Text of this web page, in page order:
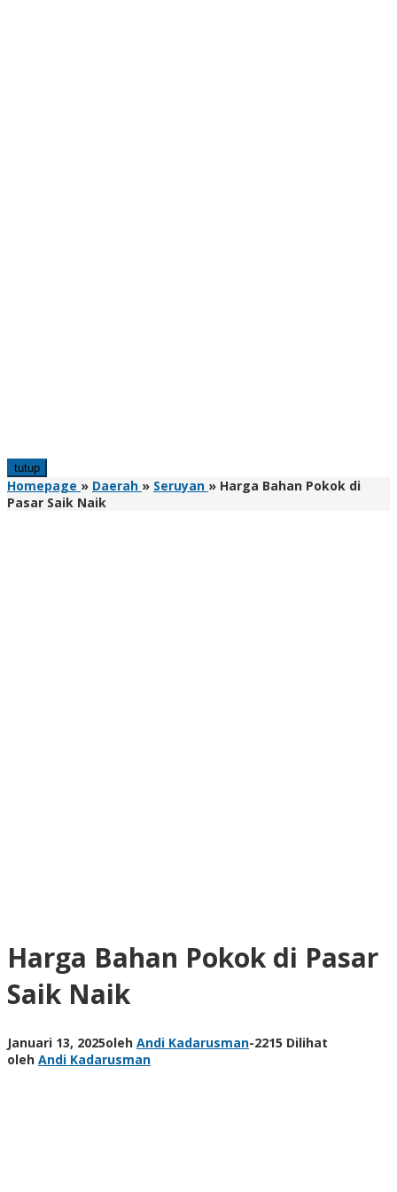
tutup
Homepage » Daerah » Seruyan » Harga Bahan Pokok di
Pasar Saik Naik
Harga Bahan Pokok di Pasar
Saik Naik
Januari 13, 2025oleh Andi Kadarusman-2215 Dilihat
oleh Andi Kadarusman